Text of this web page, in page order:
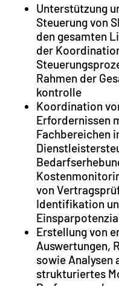
Unterstützung
Steuerung von
den gesamten
der
Rahmen der
kontrolle
Koordination
Erfordernissen
Fachbereichen
von
Identifikation
Erstellung von
Auswertungen,
sowie Analysen
strukturiertes